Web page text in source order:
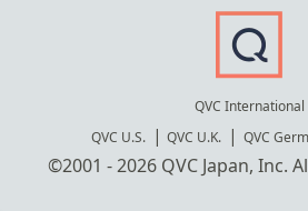
QVC International
QVC U.S.
QVC U.K. QVC
©2001 - 2026 QVC Japan, Inc.